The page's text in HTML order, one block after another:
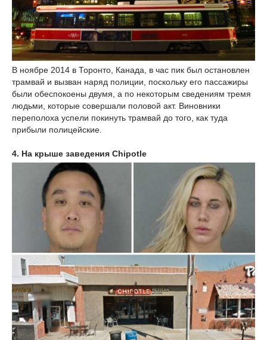
В ноябре 2014 в Торонто, Канада, в час пик был остановлен
трамвай и вызван наряд полиции, поскольку его пассажиры
были обеспокоены двумя, а по некоторым сведениям тремя
людьми, которые совершали половой акт. Виновники
переполоха успели покинуть трамвай до того, как туда
прибыли полицейские.
4. На крыше заведения Chipotle